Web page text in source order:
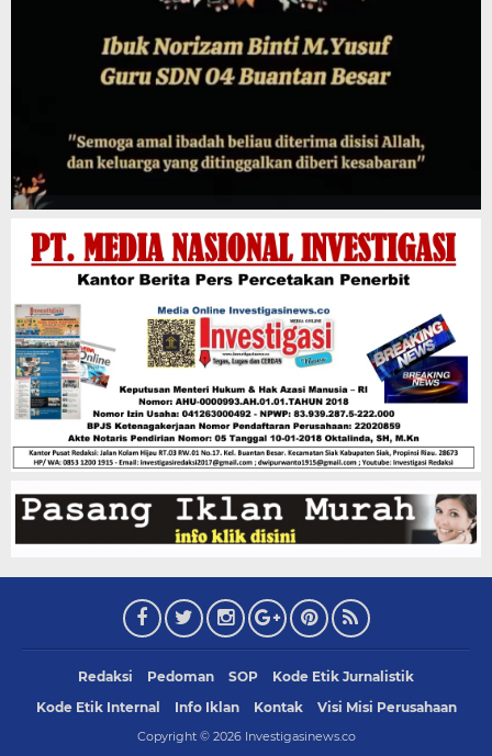
Redaksi Pedoman SOP
Kode Etik Jurnalistik
Kode Etik Internal
Info Iklan Kontak Visi Misi Perusahaan
Copyright © 2026 Investigasinews.co